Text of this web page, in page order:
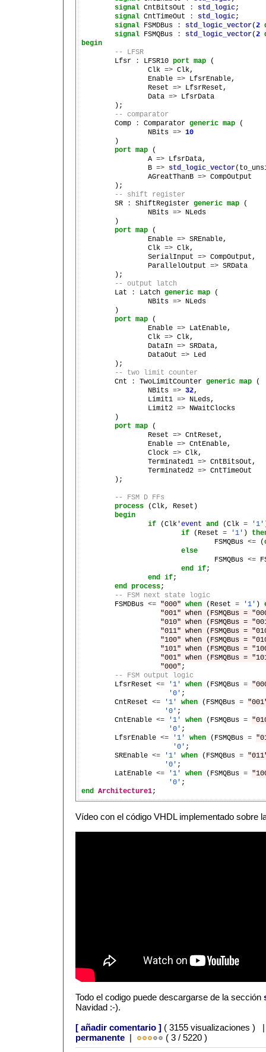
signal CntBitsOut : std_logic;
signal CntTimeOut : std_logic;
signal FSMDBus : std_logic_vector(2
signal FSMQBus : std_logic_vector(2
begin
-- LFSR
	Lfsr
: LFSR10 port map (
		Clk
=> Clk,
		Enable
=> LfsrEnable,
		Reset
=> LfsrReset,
		Data
=> LfsrData
-- comparator
	Comp
: Comparator generic map (
		NBits
=> 10
port map (
		A
=> LfsrData,
		B
=> std_logic_vector
		AGreatThanB
=> CompOutput
-- shift register
	SR
: ShiftRegister generic map (
		NBits
=> NLeds
port map (
		Enable
=> SREnable,
		Clk
=> Clk,
		SerialInput
=> CompOutput,
		ParallelOutput
=> SRData
-- output latch
	Lat
: Latch generic map (
		NBits
=> NLeds
port map (
		Enable
=> LatEnable,
		Clk
=> Clk,
		DataIn
=> SRData,
		DataOut
=> Led
-- two limit counter
	Cnt
: TwoLimitCounter generic map (
		NBits
=> 32,
		Limit1
=> NLeds,
		Limit2
=> NWaitClocks
port map (
		Reset
=> CntReset,
		Enable
=> CntEnable,
		Clock
=> Clk,
		Terminated1
=> CntBitsOut,
		Terminated2
=> CntTimeOut
-- FSM D FFs
process (Clk, Reset)
begin
if (Clk'event and (Clk = '1'
if (Reset = '1' )
				FSMQBus
<= (
else
				FSMQBus
<=
end
if;
end
if;
end
process;
-- FSM next state logic
	FSMDBus
<= "000" when (Reset = '1' )
"001" when (FSMQBus =
"010" when (FSMQBus =
"011" when (FSMQBus =
"100" when (FSMQBus =
"101" when (FSMQBus =
"001" when (FSMQBus =
"000" ;
-- FSM output logic
	LfsrReset
<= '1' when (FSMQBus =
'0' ;
	CntReset
<= '1' when (FSMQBus =
'0' ;
	CntEnable
<= '1' when (FSMQBus =
'0' ;
	LfsrEnable
<= '1' when (FSMQBus =
'0' ;
	SREnable
<= '1' when (FSMQBus =
'0' ;
	LatEnable
<= '1' when (FSMQBus =
'0'
end
Architecture1
Vídeo con el código VHDL implementado sobre
Todo el codigo puede descargarse de la sección
Navidad :-).
[ añadir comentario ] ( 3155 visualizaciones )
permanente | ( 3 / 5220 )